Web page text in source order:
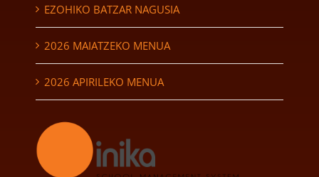
EZOHIKO BATZAR NAGUSIA
2026 MAIATZEKO MENUA
2026 APIRILEKO MENUA